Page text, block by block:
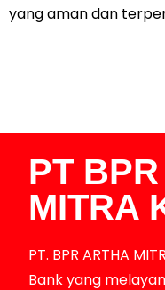
yang aman dan
PT
MITRA
PT. BPR ARTHA
Bank yang